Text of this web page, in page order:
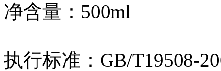
净含量：500ml
执行标准：GB/T19508-